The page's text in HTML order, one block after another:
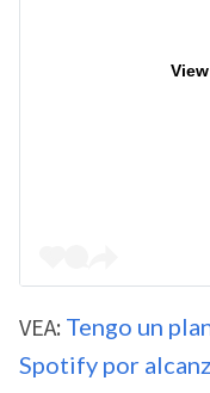
VEA: Tengo un
Spotify por